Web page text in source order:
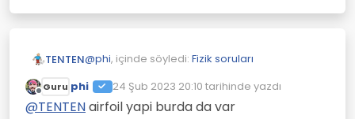
TENTEN@phi, içinde söyledi: Fizik soruları
@TENTENburada hesaba katilmayan
Çevrimdışı
Guru phi 24 Şub 2023 20:10 tarihinde yazdı
Son düzenleyen:
@TENTENairfoil yapi burda da var